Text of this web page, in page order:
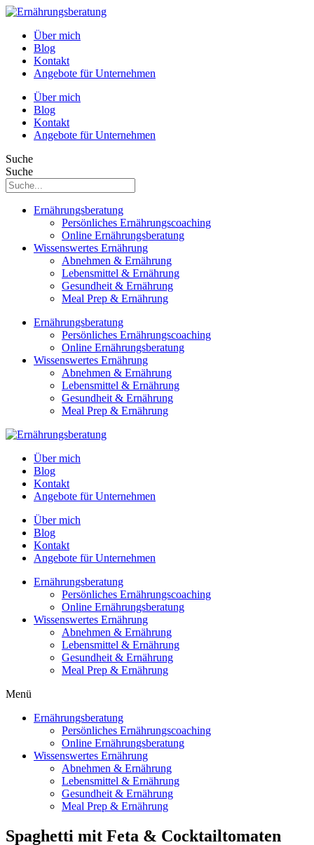
Über mich
Blog
Kontakt
Angebote für Unternehmen
Über mich
Blog
Kontakt
Angebote für Unternehmen
Suche
Suche
Ernährungsberatung
Persönliches Ernährungscoaching
Online Ernährungsberatung
Wissenswertes Ernährung
Abnehmen & Ernährung
Lebensmittel & Ernährung
Gesundheit & Ernährung
Meal Prep & Ernährung
Ernährungsberatung
Persönliches Ernährungscoaching
Online Ernährungsberatung
Wissenswertes Ernährung
Abnehmen & Ernährung
Lebensmittel & Ernährung
Gesundheit & Ernährung
Meal Prep & Ernährung
Über mich
Blog
Kontakt
Angebote für Unternehmen
Über mich
Blog
Kontakt
Angebote für Unternehmen
Ernährungsberatung
Persönliches Ernährungscoaching
Online Ernährungsberatung
Wissenswertes Ernährung
Abnehmen & Ernährung
Lebensmittel & Ernährung
Gesundheit & Ernährung
Meal Prep & Ernährung
Menü
Ernährungsberatung
Persönliches Ernährungscoaching
Online Ernährungsberatung
Wissenswertes Ernährung
Abnehmen & Ernährung
Lebensmittel & Ernährung
Gesundheit & Ernährung
Meal Prep & Ernährung
Spaghetti mit Feta & Cocktailtomaten